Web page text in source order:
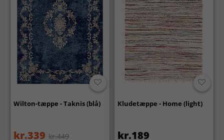
Wilton-tæppe - Taknis (blå)
kr.339 kr.449
Kludetæppe - Home (light)
kr.189